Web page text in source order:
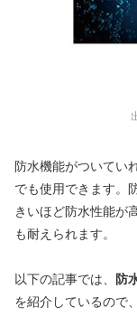
防水機能がついてい
でも使用できます。
きいほど防水性能が
も耐えられます。
以下の記事では、
防
を紹介しているので